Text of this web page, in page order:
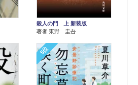
殺人の門 上 新装版
著者 東野 圭吾
5位